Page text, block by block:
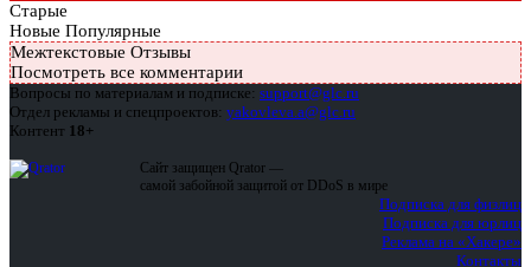
Старые
Новые Популярные
Межтекстовые Отзывы
Посмотреть все комментарии
Вопросы по материалам и подписке: support@glc.ru
Отдел рекламы и спецпроектов: yakovleva.a@glc.ru
Контент 18+
Сайт защищен Qrator —
самой забойной защитой от DDoS в мире
Подписка для физлиц
Подписка для юрлиц
Реклама на «Хакере»
Контакты